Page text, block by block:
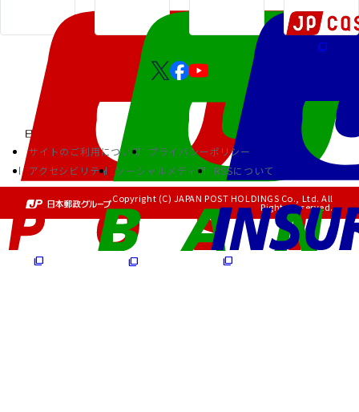
サイトのご利用について
プライバシーポリシー
アクセシビリティ
ソーシャルメディア RSSについて
Copyright (C) JAPAN POST HOLDINGS Co., Ltd. All
Rights Reserved.